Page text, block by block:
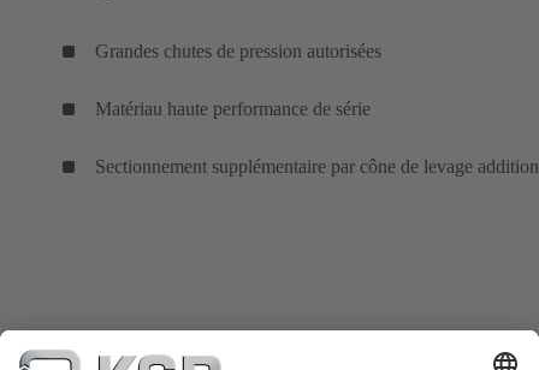
Grandes chutes de pression autorisées
Matériau haute performance de série
Sectionnement supplémentaire par cône de levage